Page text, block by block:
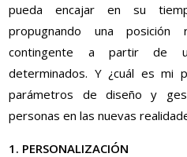
pueda encajar en su
propugnando una
contingente a partir de
determinados. Y ¿cuál es mi
parámetros de diseño y
personas en las nuevas
1. PERSONALIZACIÓN